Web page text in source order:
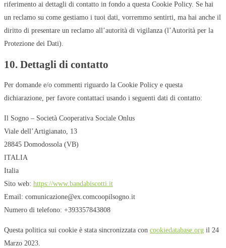
riferimento ai dettagli di contatto in fondo a questa Cookie Policy. Se hai
un reclamo su come gestiamo i tuoi dati, vorremmo sentirti, ma hai anche il
diritto di presentare un reclamo all’autorità di vigilanza (l’Autorità per la
Protezione dei Dati).
10. Dettagli di contatto
Per domande e/o commenti riguardo la Cookie Policy e questa
dichiarazione, per favore contattaci usando i seguenti dati di contatto:
Il Sogno – Società Cooperativa Sociale Onlus
Viale dell’Artigianato, 13
28845 Domodossola (VB)
ITALIA
Italia
Sito web: https://www.bandabiscotti.it
Email: comunicazione@ex.comcoopilsogno.it
Numero di telefono: +393357843808
Questa politica sui cookie è stata sincronizzata con cookiedatabase.org il 24
Marzo 2023.